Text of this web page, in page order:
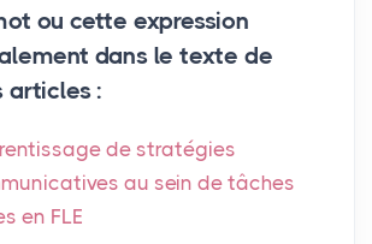
ou cette expression
dans le texte de
articles :
de stratégies
au sein de tâches
en FLE